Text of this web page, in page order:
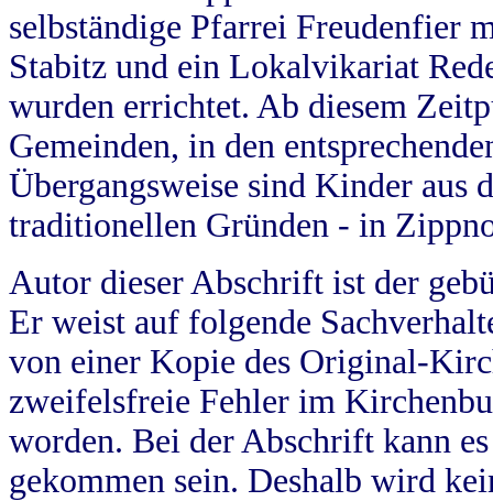
selbständige Pfarrei Freudenfier
Stabitz und ein Lokalvikariat
wurden errichtet. Ab diesem
Gemeinden, in den
Übergangsweise sind Kinder aus
traditionellen Gründen - in
Autor dieser Abschrift ist der
Er weist auf folgende
von einer Kopie des Original-
zweifelsfreie Fehler im
worden. Bei der Abschrift kann
gekommen sein. Deshalb wird